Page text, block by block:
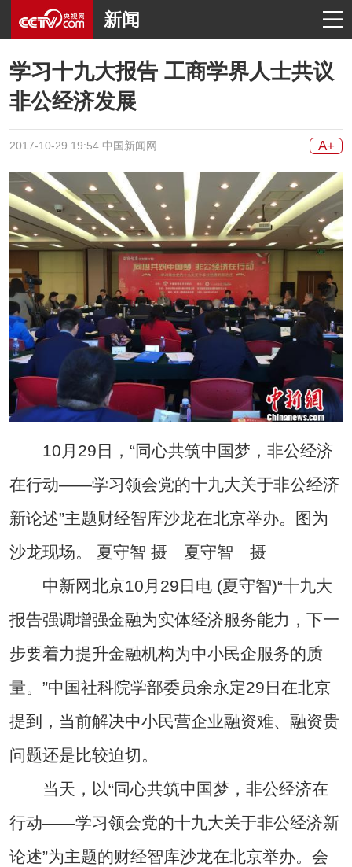
新闻
学习十九大报告 工商学界人士共议
非公经济发展
2017-10-29 19:54 中国新闻网 A+
10月29日，“同心共筑中国梦，非公经济
在行动——学习领会党的十九大关于非公经济
新论述”主题财经智库沙龙在北京举办。图为
沙龙现场。 夏守智 摄 夏守智 摄
中新网北京10月29日电 (夏守智)“十九大
报告强调增强金融为实体经济服务能力，下一
步要着力提升金融机构为中小民企服务的质
量。”中国社科院学部委员余永定29日在北京
提到，当前解决中小民营企业融资难、融资贵
问题还是比较迫切。
当天，以“同心共筑中国梦，非公经济在
行动——学习领会党的十九大关于非公经济新
论述”为主题的财经智库沙龙在北京举办。会